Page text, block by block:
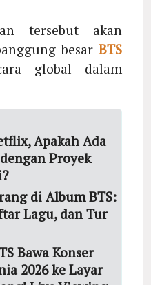
tersebut akan
besar BTS
global dalam
Apakah Ada
Proyek
di Album BTS:
Lagu, dan Tur
Bawa Konser
2026 ke Layar